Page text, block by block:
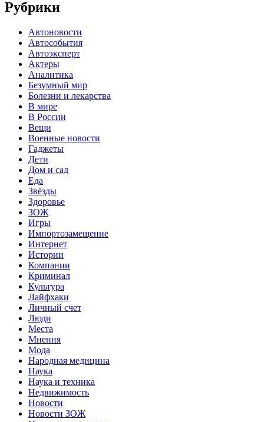
Рубрики
Автоновости
Автособытия
Автоэксперт
Актеры
Аналитика
Безумный мир
Болезни и лекарства
В мире
В России
Вещи
Военные новости
Гаджеты
Дети
Дом и сад
Еда
Звёзды
Здоровье
ЗОЖ
Игры
Импортозамещение
Интернет
Истории
Компании
Криминал
Культура
Лайфхаки
Личный счет
Люди
Места
Мнения
Мода
Народная медицина
Наука
Наука и техника
Недвижимость
Новости
Новости ЗОЖ